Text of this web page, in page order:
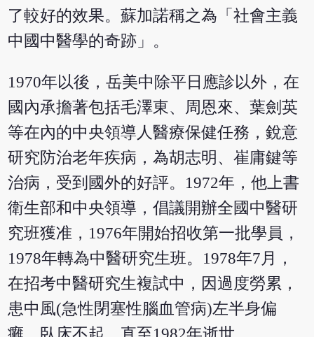
了較好的效果。蘇加諾稱之為「社會主義
中國中醫學的奇跡」。
1970年以後，岳美中除平日應診以外，在
國內承擔著包括毛澤東、周恩來、葉劍英
等在內的中央領導人醫療保健任務，銳意
研究防治老年疾病，為胡志明、崔庸鍵等
治病，受到國外的好評。1972年，他上書
衛生部和中央領導，倡議開辦全國中醫研
究班獲准，1976年開始招收第一批學員，
1978年轉為中醫研究生班。1978年7月，
在招考中醫研究生複試中，因過度勞累，
患中風(急性閉塞性腦血管病)左半身偏